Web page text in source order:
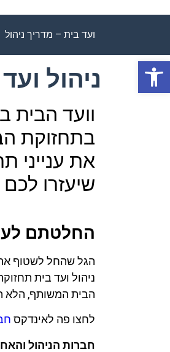
ועד בית – מדריך ניהול
ניהול
וועד הבית
בתחזוקת
את ענייני
שיעזרו
החלטתם
הגל שהחל לשטוף את
ניהול ועד בית
הבית המשותף, הלא
לחצו פה לאינדקס
חברות הניהול
פתח סרגל נגישות